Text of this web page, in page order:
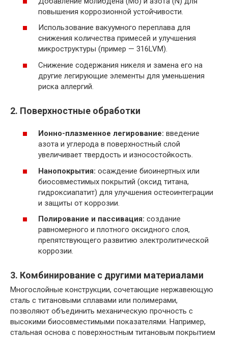
повышения коррозионной устойчивости.
Использование вакуумного переплава для
снижения количества примесей и улучшения
микроструктуры (пример — 316LVM).
Снижение содержания никеля и замена его на
другие легирующие элементы для уменьшения
риска аллергий.
2. Поверхностные обработки
Ионно-плазменное легирование: введение
азота и углерода в поверхностный слой
увеличивает твердость и износостойкость.
Нанопокрытия: осаждение биоинертных или
биосовместимых покрытий (оксид титана,
гидроксиапатит) для улучшения остеоинтеграции
и защиты от коррозии.
Полирование и пассивация: создание
равномерного и плотного оксидного слоя,
препятствующего развитию электролитической
коррозии.
3. Комбинирование с другими материалами
Многослойные конструкции, сочетающие нержавеющую
сталь с титановыми сплавами или полимерами,
позволяют объединить механическую прочность с
высокими биосовместимыми показателями. Например,
стальная основа с поверхностным титановым покрытием